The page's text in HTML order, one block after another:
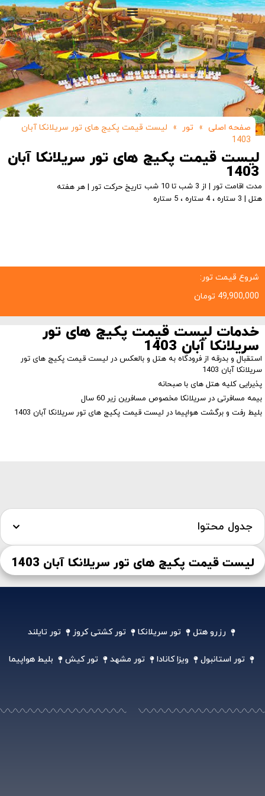
صفحه اصلی » تور » لیست قیمت پکیج های تور سریلانکا آبان
1403
لیست قیمت پکیج های تور سریلانکا آبان
1403
مدت اقامت تور | از 3 شب تا 10 شب
تاریخ حرکت تور | هر هفته
هتل | 3 ستاره ، 4 ستاره ، 5 ستاره
شروع قیمت تور:
49,900,000 تومان
خدمات لیست قیمت پکیج های تور
سریلانکا آبان 1403
استقبال و بدرقه از فرودگاه به هتل و بالعکس در لیست قیمت پکیج های تور
سریلانکا آبان 1403
پذیرایی کلیه هتل های با صبحانه
بیمه مسافرتی در سریلانکا مخصوص مسافرین زیر 60 سال
بلیط رفت و برگشت هواپیما در لیست قیمت پکیج های تور سریلانکا آبان 1403
جدول محتوا
لیست قیمت پکیج های تور سریلانکا آبان 1403
رزرو هتل تور سریلانکا تور کشتی کروز تور تایلند
تور استانبول ویزا کانادا تور مشهد تور کیش بلیط هواپیما